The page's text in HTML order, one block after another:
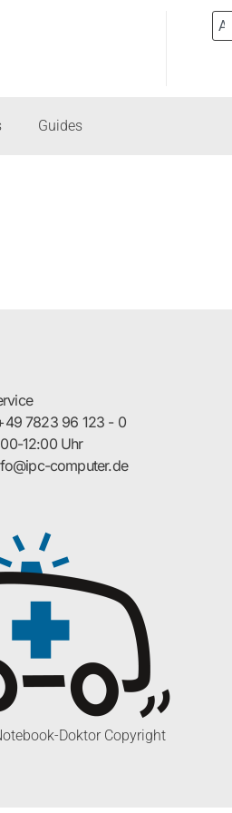
Guides
7823 96 123 - 0
12:00 Uhr
computer.de
Doktor Copyright